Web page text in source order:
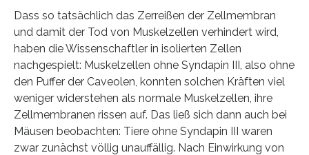
Dass so tatsächlich das Zerreißen der Zellmembran
und damit der Tod von Muskelzellen verhindert wird,
haben die Wissenschaftler in isolierten Zellen
nachgespielt: Muskelzellen ohne Syndapin III, also ohne
den Puffer der Caveolen, konnten solchen Kräften viel
weniger widerstehen als normale Muskelzellen, ihre
Zellmembranen rissen auf. Das ließ sich dann auch bei
Mäusen beobachten: Tiere ohne Syndapin III waren
zwar zunächst völlig unauffällig. Nach Einwirkung von